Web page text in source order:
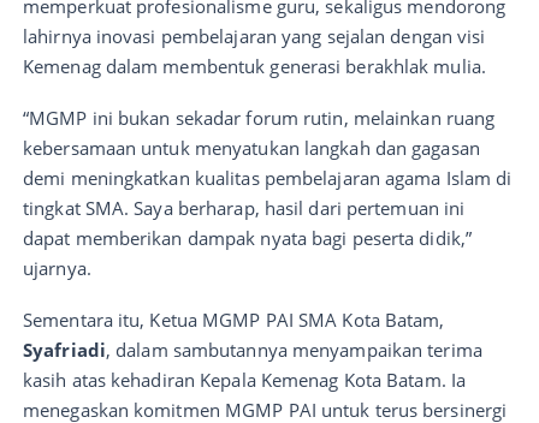
memperkuat profesionalisme guru, sekaligus mendorong
lahirnya inovasi pembelajaran yang sejalan dengan visi
Kemenag dalam membentuk generasi berakhlak mulia.
“MGMP ini bukan sekadar forum rutin, melainkan ruang
kebersamaan untuk menyatukan langkah dan gagasan
demi meningkatkan kualitas pembelajaran agama Islam di
tingkat SMA. Saya berharap, hasil dari pertemuan ini
dapat memberikan dampak nyata bagi peserta didik,”
ujarnya.
Sementara itu, Ketua MGMP PAI SMA Kota Batam,
Syafriadi, dalam sambutannya menyampaikan terima
kasih atas kehadiran Kepala Kemenag Kota Batam. Ia
menegaskan komitmen MGMP PAI untuk terus bersinergi